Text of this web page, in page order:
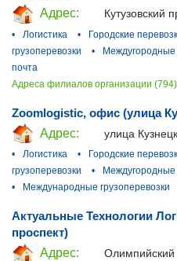
Адрес:
Кутузовский
•
Логистика • Городские
грузоперевозки
• Междугородные
почта
Адреса филиалов организации (794)
Zoomlogistic, офис (улица
Адрес:
улица
•
Логистика • Городские
грузоперевозки
•
Междугородные
•
Международные грузоперевозки
Актуальные Технологии
проспект)
Адрес:
Олимпийский